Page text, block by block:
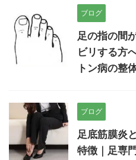
ブログ
足の指の間
ビリする方
トン病の整
ブログ
足底筋膜炎
特徴｜足専